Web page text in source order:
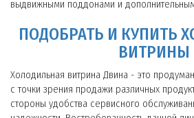
выдвижными поддонами и
ПОДОБРАТЬ И КУПИТЬ
ВИТРИНЫ
Холодильная витрина Двина - это
с точки зрения продажи различных
стороны удобства сервисного